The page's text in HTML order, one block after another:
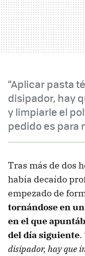
“Aplicar pasta
disipador, hay
y limpiarle el
pedido es para
Tras más de dos
había decaído
empezado de
tornándose en
en el que
del día siguiente.
disipador, hay que